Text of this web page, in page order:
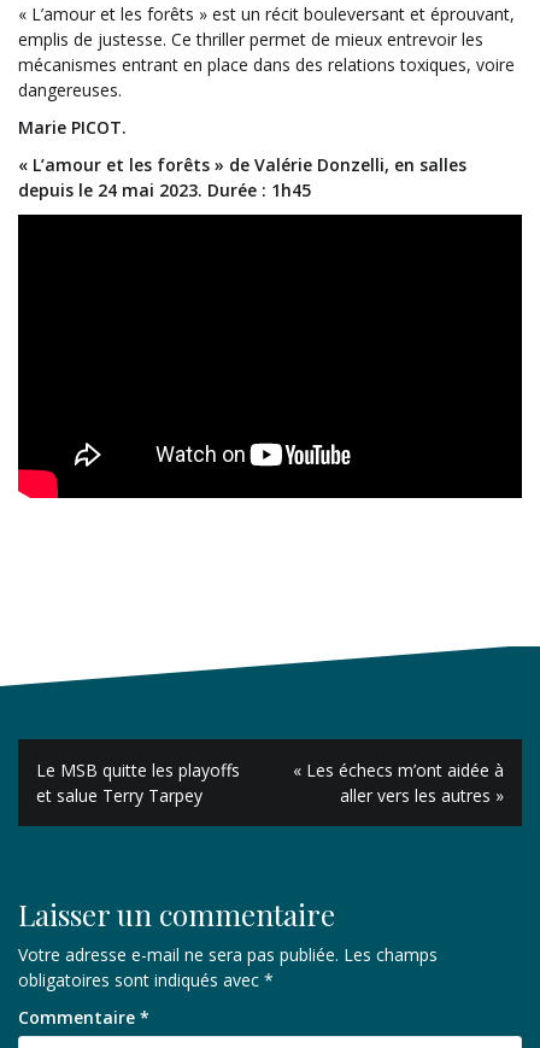
« L’amour et les forêts » est un récit bouleversant et éprouvant,
emplis de justesse. Ce thriller permet de mieux entrevoir les
mécanismes entrant en place dans des relations toxiques, voire
dangereuses.
Marie PICOT.
« L’amour et les forêts » de Valérie Donzelli, en salles
depuis le 24 mai 2023. Durée : 1h45
Navigation
de
l’article
Le MSB quitte les playoffs
et salue Terry Tarpey
« Les échecs m’ont aidée à
aller vers les autres »
Laisser un commentaire
Votre adresse e-mail ne sera pas publiée. Les champs
obligatoires sont indiqués avec *
Commentaire *